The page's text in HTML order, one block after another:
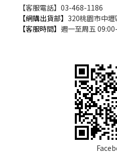
【客服電話】03-468-1186
【網購出貨部】 320桃園市中
【客服時間】 週一至周五